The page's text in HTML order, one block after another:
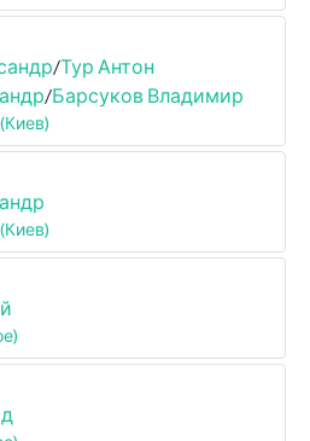
/Тур Антон
/Барсуков Владимир